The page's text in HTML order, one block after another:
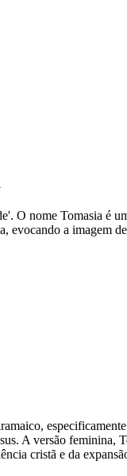
O nome Tomasia é
evocando a imagem
A versão feminina,
cristã e da